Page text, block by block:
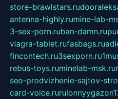
store-brawlstars.ru
antenna-highly.rumine-lab-
3-sex-porn.ruban-damn.ru
viagra-tablet.rufasbags.ru
fincontech.ru3sexporn.ru
rebus-toys.ruminelab-msk.ru
seo-prodvizhenie-sajtov-
card-voice.ru